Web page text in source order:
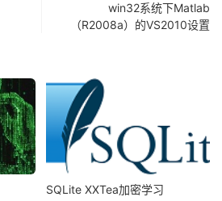
win32系统下Matlab
（R2008a）的VS2010设置
SQLite XXTea加密学习